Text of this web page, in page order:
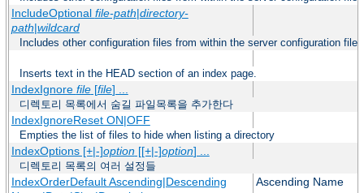
IncludeOptional file-path|directory-
path|wildcard
Includes other configuration files from within the server configuration files
Inserts text in the HEAD section of an index page.
IndexIgnore file[file] ...
디렉토리 목록에서 숨길 파일목록을 추가한다
IndexIgnoreReset ON|OFF
Empties the list of files to hide when listing a directory
IndexOptions [+|-]option[[+|-]option] ...
디렉토리 목록의 여러 설정들
IndexOrderDefault Ascending|Descending
Ascending Name